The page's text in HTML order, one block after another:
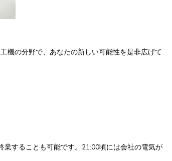
機の分野で、あなたの新しい可能性を是非広げて
することも可能です。21:00頃には会社の電気が